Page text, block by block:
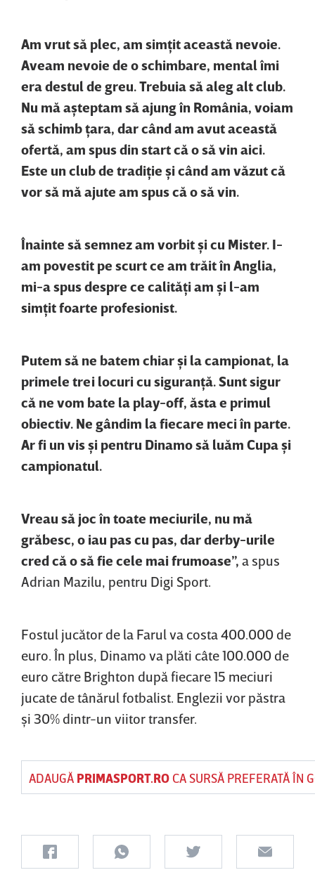
Am vrut să plec, am simţit această nevoie.
Aveam nevoie de o schimbare, mental îmi
era destul de greu. Trebuia să aleg alt club.
Nu mă aşteptam să ajung în România, voiam
să schimb ţara, dar când am avut această
ofertă, am spus din start că o să vin aici.
Este un club de tradiţie şi când am văzut că
vor să mă ajute am spus că o să vin.
Înainte să semnez am vorbit şi cu Mister. I-
am povestit pe scurt ce am trăit în Anglia,
mi-a spus despre ce calităţi am şi l-am
simţit foarte profesionist.
Putem să ne batem chiar şi la campionat, la
primele trei locuri cu siguranţă. Sunt sigur
că ne vom bate la play-off, ăsta e primul
obiectiv. Ne gândim la fiecare meci în parte.
Ar fi un vis şi pentru Dinamo să luăm Cupa şi
campionatul.
Vreau să joc în toate meciurile, nu mă
grăbesc, o iau pas cu pas, dar derby-urile
cred că o să fie cele mai frumoase”, a spus
Adrian Mazilu, pentru Digi Sport.
Fostul jucător de la Farul va costa 400.000 de
euro. În plus, Dinamo va plăti câte 100.000 de
euro către Brighton după fiecare 15 meciuri
jucate de tânărul fotbalist. Englezii vor păstra
şi 30% dintr-un viitor transfer.
ADAUGĂ PRIMASPORT.ROCA SURSĂ PREFERATĂ ÎN